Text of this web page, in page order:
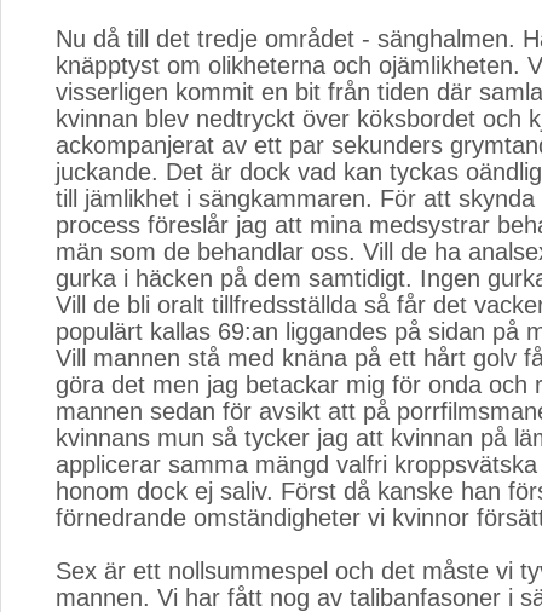
Nu då till det tredje området - sänghalmen.
knäpptyst om olikheterna och ojämlikheten.
visserligen kommit en bit från tiden där
kvinnan blev nedtryckt över köksbordet och
ackompanjerat av ett par sekunders
juckande. Det är dock vad kan tyckas
till jämlikhet i sängkammaren. För att skynda
process föreslår jag att mina medsystrar
män som de behandlar oss. Vill de ha
gurka i häcken på dem samtidigt. Ingen
Vill de bli oralt tillfredsställda så får det
populärt kallas 69:an liggandes på sidan på
Vill mannen stå med knäna på ett hårt golv
göra det men jag betackar mig för onda och
mannen sedan för avsikt att på
kvinnans mun så tycker jag att kvinnan på
applicerar samma mängd valfri
honom dock ej saliv. Först då kanske han
förnedrande omständigheter vi kvinnor
Sex är ett nollsummespel och det måste vi
mannen. Vi har fått nog av talibanfasoner i